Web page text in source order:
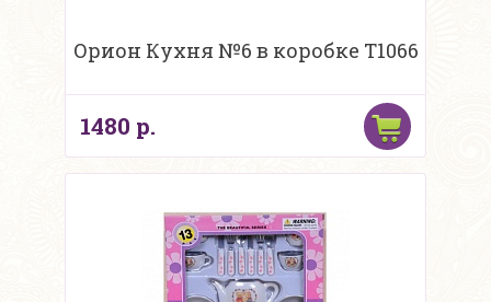
Орион Кухня №6 в коробке Т1066
1480 р.